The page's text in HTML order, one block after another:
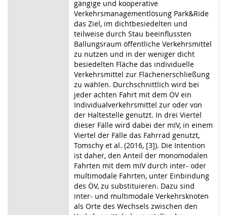
gängige und kooperative
Verkehrsmanagementlösung Park&Ride
das Ziel, im dichtbesiedelten und
teilweise durch Stau beeinflussten
Ballungsraum öffentliche Verkehrsmittel
zu nutzen und in der weniger dicht
besiedelten Fläche das individuelle
Verkehrsmittel zur Flächenerschließung
zu wählen. Durchschnittlich wird bei
jeder achten Fahrt mit dem ÖV ein
Individualverkehrsmittel zur oder von
der Haltestelle genutzt. In drei Viertel
dieser Fälle wird dabei der mIV, in einem
Viertel der Fälle das Fahrrad genutzt,
Tomschy et al. (2016, [3]). Die Intention
ist daher, den Anteil der monomodalen
Fahrten mit dem mIV durch inter- oder
multimodale Fahrten, unter Einbindung
des ÖV, zu substituieren. Dazu sind
inter- und multimodale Verkehrsknoten
als Orte des Wechsels zwischen den